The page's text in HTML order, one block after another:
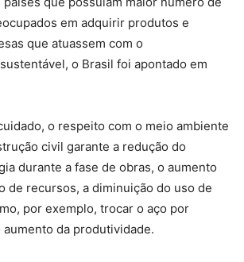
em adquirir produtos e
que atuassem com o
o Brasil foi apontado em
o respeito com o meio ambiente
civil garante a redução do
durante a fase de obras, o aumento
de recursos, a diminuição do uso de
por exemplo, trocar o aço por
da produtividade.